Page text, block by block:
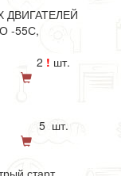
-55С,
2 ! шт.
5 шт.
старт,